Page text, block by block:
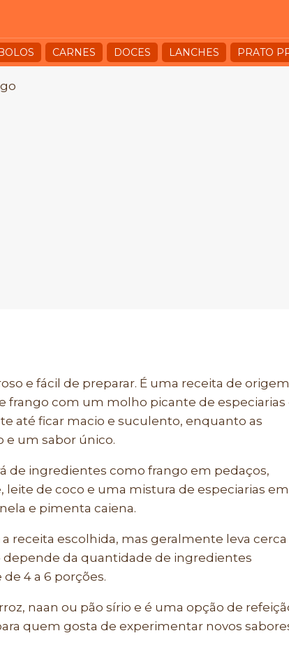
CARNES DOCES LANCHES PRATO
e fácil de preparar. É uma receita de origem
frango com um molho picante de especiarias
até ficar macio e suculento, enquanto as
e um sabor único.
de ingredientes como frango em pedaços,
de coco e uma mistura de especiarias em
e pimenta caiena.
receita escolhida, mas geralmente leva cerca
da quantidade de ingredientes
4 a 6 porções.
naan ou pão sírio e é uma opção de
quem gosta de experimentar novos